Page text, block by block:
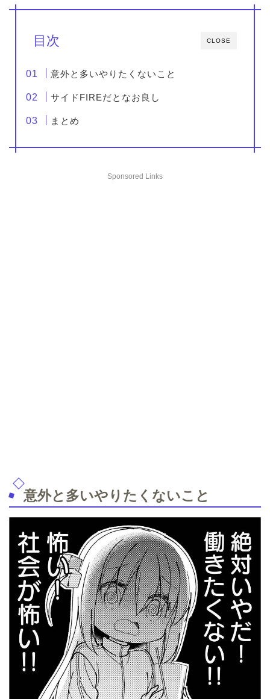
CLOSE
目次
意外と多いやりたくないこと
サイドFIREだとなお良し
まとめ
Sponsored Links
意外と多いやりたくないこと